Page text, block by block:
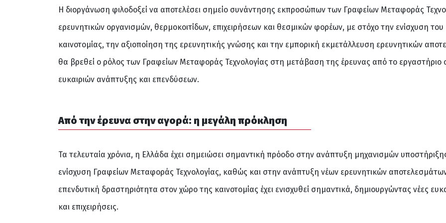
Η διοργάνωση φιλοδοξεί να αποτελέσει σημείο συνάντησης εκπροσώπων των Γραφείων Μεταφοράς
ερευνητικών οργανισμών, θερμοκοιτίδων, επιχειρήσεων και θεσμικών φορέων, με στόχο την ενίσχυση
καινοτομίας, την αξιοποίηση της ερευνητικής γνώσης και την εμπορική εκμετάλλευση ερευνητικών
θα βρεθεί ο ρόλος των Γραφείων Μεταφοράς Τεχνολογίας στη μετάβαση της έρευνας από το εργαστήριο
ευκαιριών ανάπτυξης και επενδύσεων.
Από την έρευνα στην αγορά: η μεγάλη πρόκληση
Τα τελευταία χρόνια, η Ελλάδα έχει σημειώσει σημαντική πρόοδο στην ανάπτυξη μηχανισμών
ενίσχυση Γραφείων Μεταφοράς Τεχνολογίας, καθώς και στην ανάπτυξη νέων ερευνητικών
επενδυτική δραστηριότητα στον χώρο της καινοτομίας έχει ενισχυθεί σημαντικά, δημιουργώντας νέες
και επιχειρήσεις.